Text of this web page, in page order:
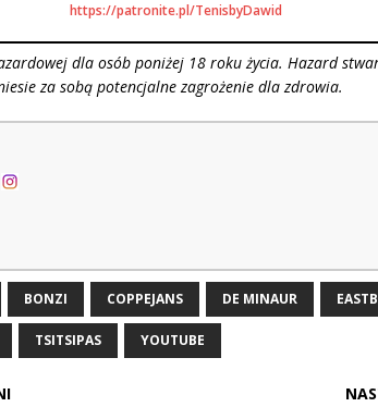
https://patronite.pl/TenisbyDawid
dla osób poniżej 18 roku życia. Hazard
za sobą potencjalne zagrożenie dla zdrowia.
BONZI COPPEJANS DE MINAUR
TSITSIPAS YOUTUBE